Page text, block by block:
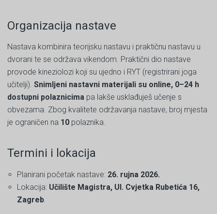
Organizacija nastave
Nastava kombinira teorijsku nastavu i praktičnu nastavu u
dvorani te se održava vikendom. Praktični dio nastave
provode kineziolozi koji su ujedno i RYT (registrirani joga
učitelji). Snimljeni nastavni materijali su online, 0–24 h
dostupni polaznicima pa lakše usklađuješ učenje s
obvezama. Zbog kvalitete održavanja nastave, broj mjesta
je ograničen na 10 polaznika.
Termini i lokacija
Planirani početak nastave: 26. rujna 2026.
Lokacija: Učilište Magistra, Ul. Cvjetka Rubetića 16,
Zagreb